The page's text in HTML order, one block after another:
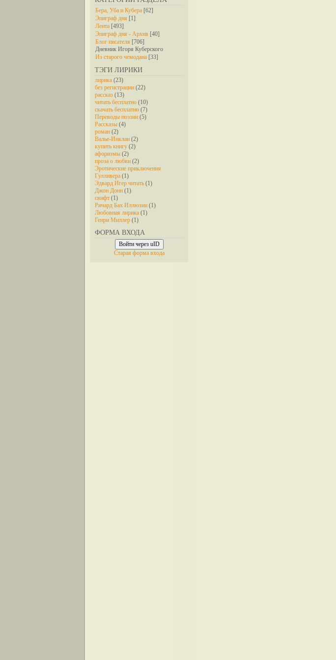
Бера, Уба и Кубера [62]
Эпиграф дня [1]
Лента [493]
Эпиграф дня - Архив [40]
Блог писателя [706]
Дневник Игоря Куберского
Из старого чемодана [33]
ТЭГИ ЛИРИКИ
лирика (23)
без регистрации (22)
рассказ (13)
читать бесплатно (10)
скачать бесплатно (7)
Переводы поэзии (5)
Рассказы (4)
роман (2)
Валье-Инклан (2)
купить книгу (2)
афоризмы (2)
проза о любви (2)
Эротические приключения
Гулливера (1)
Эдвард Игер читать (1)
Джон Донн (1)
свифт (1)
Ричард Бах Иллюзии (1)
Любовная лирика (1)
Генри Миллер (1)
ФОРМА ВХОДА
Войти через uID
Старая форма входа